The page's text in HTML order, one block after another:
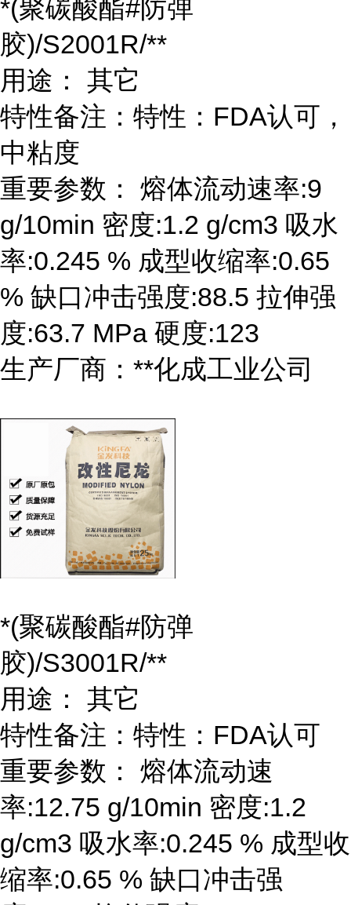
*(聚碳酸酯#防弹
胶)/S2001R/**
用途： 其它
特性备注：特性：FDA认可，
中粘度
重要参数： 熔体流动速率:9
g/10min 密度:1.2 g/cm3 吸水
率:0.245 % 成型收缩率:0.65
% 缺口冲击强度:88.5 拉伸强
度:63.7 MPa 硬度:123
生产厂商：**化成工业公司
*(聚碳酸酯#防弹
胶)/S3001R/**
用途： 其它
特性备注：特性：FDA认可
重要参数： 熔体流动速
率:12.75 g/10min 密度:1.2
g/cm3 吸水率:0.245 % 成型收
缩率:0.65 % 缺口冲击强